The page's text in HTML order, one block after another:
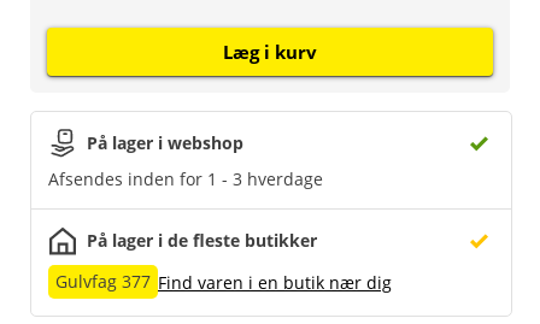
På lager i webshop
Afsendes inden for 1 - 3 hverdage
På lager i de fleste butikker
Gulvfag 377 Find varen i en butik nær dig
Læg i kurv